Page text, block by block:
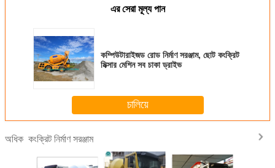
এর সেরা মূল্য পান
কম্পিউটারাইজড রোড নির্মাণ সরঞ্জাম, ছোট কংক্রিট
মিক্সার মেশিন সব চাকা ড্রাইভ
চালিয়ে
অধিক কংক্রিট নির্মাণ সরঞ্জাম